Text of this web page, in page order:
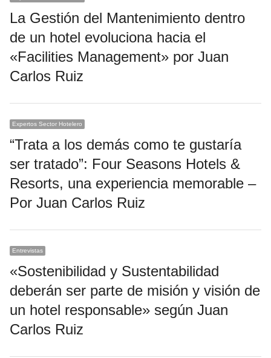
La Gestión del Mantenimiento dentro
de un hotel evoluciona hacia el
«Facilities Management» por Juan
Carlos Ruiz
Expertos Sector Hotelero
“Trata a los demás como te gustaría
ser tratado”: Four Seasons Hotels &
Resorts, una experiencia memorable –
Por Juan Carlos Ruiz
Entrevistas
«Sostenibilidad y Sustentabilidad
deberán ser parte de misión y visión de
un hotel responsable» según Juan
Carlos Ruiz